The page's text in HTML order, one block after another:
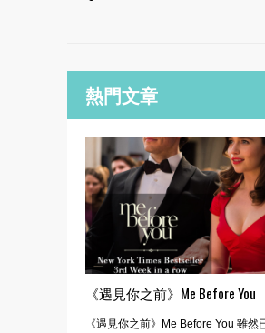
熱門文章
《遇見你之前》Me Before You
《遇見你之前》Me Before You 雖然